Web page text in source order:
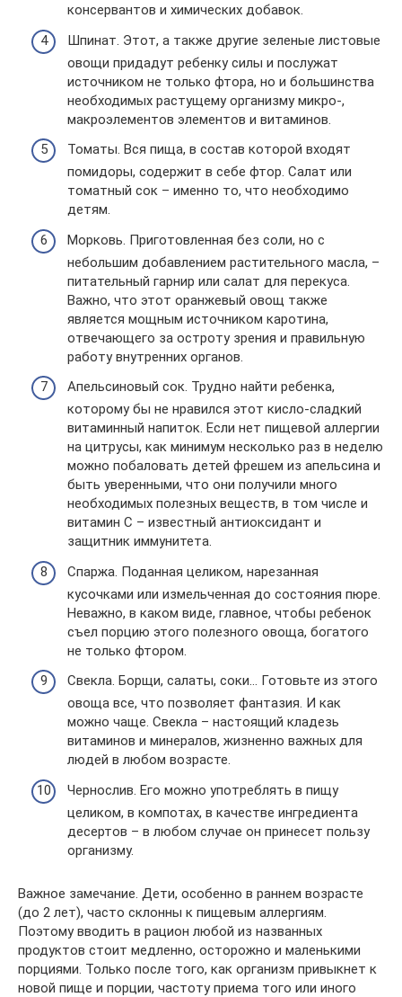
консервантов и химических добавок.
Шпинат. Этот, а также другие зеленые листовые
овощи придадут ребенку силы и послужат
источником не только фтора, но и большинства
необходимых растущему организму микро-,
макроэлементов элементов и витаминов.
Томаты. Вся пища, в состав которой входят
помидоры, содержит в себе фтор. Салат или
томатный сок – именно то, что необходимо
детям.
Морковь. Приготовленная без соли, но с
небольшим добавлением растительного масла, –
питательный гарнир или салат для перекуса.
Важно, что этот оранжевый овощ также
является мощным источником каротина,
отвечающего за остроту зрения и правильную
работу внутренних органов.
Апельсиновый сок. Трудно найти ребенка,
которому бы не нравился этот кисло-сладкий
витаминный напиток. Если нет пищевой аллергии
на цитрусы, как минимум несколько раз в неделю
можно побаловать детей фрешем из апельсина и
быть уверенными, что они получили много
необходимых полезных веществ, в том числе и
витамин С – известный антиоксидант и
защитник иммунитета.
Спаржа. Поданная целиком, нарезанная
кусочками или измельченная до состояния пюре.
Неважно, в каком виде, главное, чтобы ребенок
съел порцию этого полезного овоща, богатого
не только фтором.
Свекла. Борщи, салаты, соки… Готовьте из этого
овоща все, что позволяет фантазия. И как
можно чаще. Свекла – настоящий кладезь
витаминов и минералов, жизненно важных для
людей в любом возрасте.
Чернослив. Его можно употреблять в пищу
целиком, в компотах, в качестве ингредиента
десертов – в любом случае он принесет пользу
организму.
Важное замечание. Дети, особенно в раннем возрасте
(до 2 лет), часто склонны к пищевым аллергиям.
Поэтому вводить в рацион любой из названных
продуктов стоит медленно, осторожно и маленькими
порциями. Только после того, как организм привыкнет к
новой пище и порции, частоту приема того или иного